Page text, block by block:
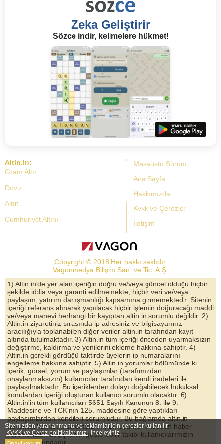
Zeka Geliştirir
Sözce indir, kelimelere hükmet!
Masaüstü Sürüm
Ana Sayfa
Hakkımızda
Kvkk ve Çerezler
İletişim
Altin.in:
Gram Altın
Döviz
Altın
Cumhuriyet Altını
Dolar Kuru
Altın Yorumları
Döviz Kurları
Çeyrek Altın
Bitcoin
Euro/Dolar Parite
Sterlin
Döviz Arşivi
Copyright © 2018 Her hakkı saklıdır.
Vagonmedya Bilişim San. ve Tic. A.Ş.
1) Altin.in'de yer alan içeriğin doğru ve/veya güncel olduğu hiçbir
şekilde iddia veya garanti edilmemekte, hiçbir veri ve/veya
paylaşım, yatırım danışmanlığı kapsamına girmemektedir. Sitenin
içeriği referans alınarak yapılacak hiçbir işlemin doğuracağı maddi
ve/veya manevi herhangi bir kayıptan altin.in sorumlu değildir. 2)
Altin.in ziyaretiniz sırasında ip adresiniz ve bilgisayarınız
aracılığıyla toplanabilen diğer veriler altin.in tarafından kayıt
altında tutulmaktadır. 3) Altin.in tüm içeriği önceden uyarmaksızın
değiştirme, kaldırma ve yenilerini ekleme hakkına sahiptir. 4)
Altin.in gerekli gördüğü taktirde üyelerin ip numaralarını
engelleme hakkına sahiptir. 5) Altin.in yorumlar bölümünde ki
içerik, görsel, yorum ve paylaşımlar (tarafımızdan
onaylanmaksızın) kullanıcılar tarafından kendi iradeleri ile
paylaşılmaktadır. Bu içeriklerden dolayı doğabilecek hukuksal
konulardan içeriği oluşturan kullanıcı sorumlu olacaktır. 6)
Altin.in'in tüm kullanıcıları 5651 Sayılı Kanunun 8. ile 9.
Maddesine ve TCK'nın 125. maddesine göre yaptıkları
paylaşımlardan kendileri sorumludur. Bu bağlamda altin.in
hukuksal haklarını saklı tutar. 7) Bu uyarılar önceden haber
verilmeksizin değişkenlik gösterebilir takibi kullanıcılarımızın
sorumluluğundadır.
Sitemizden yararlanmanız ve reklamlar için çerezler kullanılır.
KVKK ve Çerez politikalarımızı inceleyiniz.